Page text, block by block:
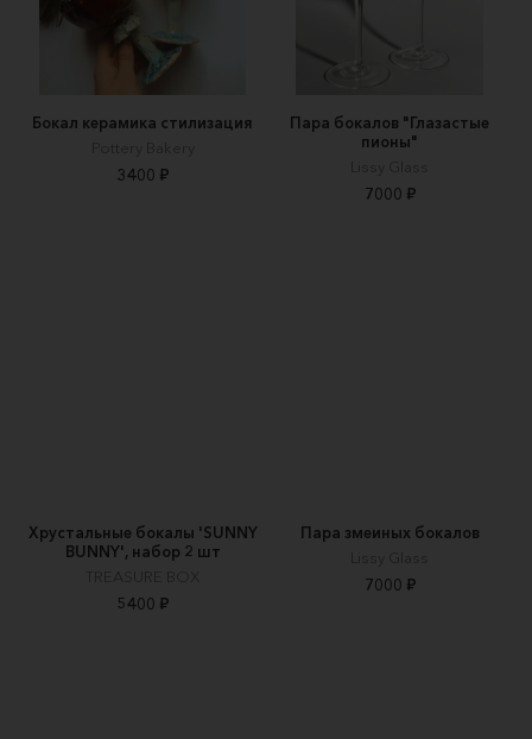
Бокал керамика стилизация
Pottery Bakery
3400 ₽
Пара бокалов "Глазастые
пионы"
Lissy Glass
7000 ₽
Хрустальные бокалы 'SUNNY
BUNNY', набор 2 шт
TREASURE BOX
5400 ₽
Пара змеиных бокалов
Lissy Glass
7000 ₽